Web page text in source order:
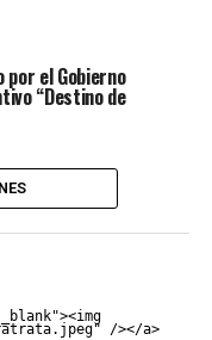
el Gobierno
“Destino de
/></a>